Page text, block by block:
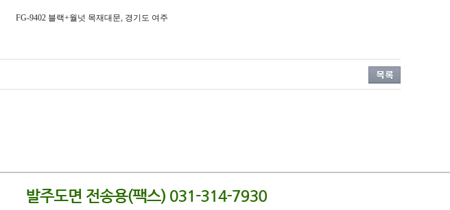
FG-9402 블랙+월넛 목재대문, 경기도 여주